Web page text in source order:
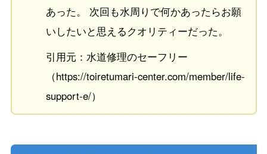
あった。 次回も水周りで何かあったらお願
いしたいと思えるクオリティーだった。
引用元：水道修理のセーフリー
（https://toiretumari-center.com/member/life-
support-e/）